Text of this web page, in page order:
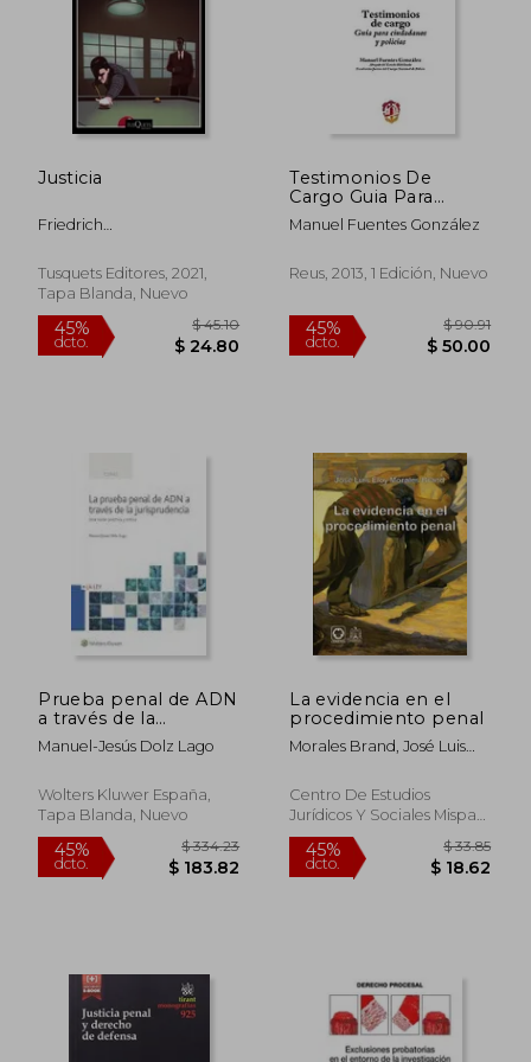
45%
dcto.
Justicia
Friedrich
Tusquets Editores, 2021,
Tapa Blanda, Nuevo
45%
Testimonios De
Cargo Guia Para
Ciudadanos Y Policias
Manuel Fuentes González
Reus, 2013, 1 Edición, Nuevo
45%
Prueba penal de ADN
a través de la
jurisprudencia, La.
Una visión práctica y
Manuel-Jesús Dolz Lago
Wolters Kluwer España,
Tapa Blanda, Nuevo
La evidencia en el
procedimiento penal
Morales Brand, José Luis
Centro De Estudios
Jurídicos Y Sociales Mispat,
2023, Tapa Blanda, Nuevo